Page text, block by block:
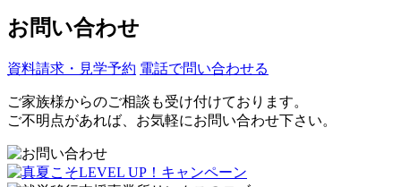
お問い合わせ
資料請求・見学予約 電話で問い合わせる
ご家族様からのご相談も受け付けております。
ご不明点があれば、お気軽にお問い合わせ下さい。